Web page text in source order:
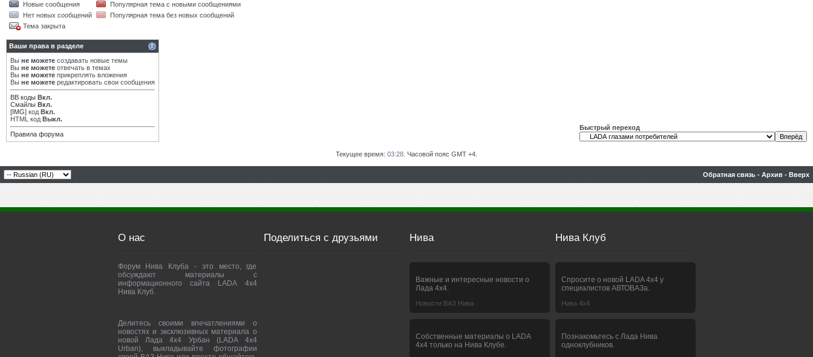
Новые сообщения
Популярная тема с новыми сообщениями
Нет новых сообщений
Популярная тема без новых сообщений
Тема закрыта
Ваши права в разделе
Вы не можете создавать новые темы
Вы не можете отвечать в темах
Вы не можете прикреплять вложения
Вы не можете редактировать свои сообщения
BB коды Вкл.
Смайлы Вкл.
[IMG] код Вкл.
HTML код Выкл.
Правила форума
Быстрый переход
Текущее время: 03:28 . Часовой пояс GMT +4.
Обратная связь - Архив - Вверх
О нас
Форум Нива Клуба - это место, где
обсуждают материалы с
информационного сайта LADA 4x4
Нива Клуб.
Делитесь своими впечатлениями о
новостях и эксклюзивных материала о
новой Лада 4х4 Урбан (LADA 4x4
Urban), выкладывайте фотографии
Поделиться с друзьями Нива
Важные и интересные новости о
Лада 4х4.
Новости ВАЗ Нива
Собственные материалы о LADA
4x4 только на Нива Клубе.
Нива Клуб
Спросите о новой LADA 4x4 у
специалистов АВТОВАЗа.
Нива 4х4
Познакомьтесь с Лада Нива
одноклубников.